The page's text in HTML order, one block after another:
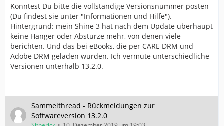
Könntest Du bitte die vollständige Versionsnummer posten
(Du findest sie unter "Informationen und Hilfe").
Hintergrund: mein Shine 3 hat nach dem Update überhaupt
keine Hänger oder Abstürze mehr, von denen viele
berichten. Und das bei eBooks, die per CARE DRM und
Adobe DRM geladen wurden. Ich vermute unterschiedliche
Versionen unterhalb 13.2.0.
Sammelthread - Rückmeldungen zur
Softwareversion 13.2.0